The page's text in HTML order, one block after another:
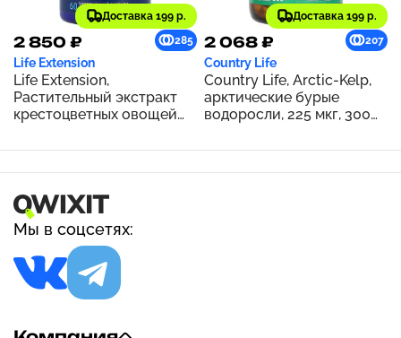
Доставка 199 р.
2 850 ₽ 285
Life Extension
Life Extension,
Растительный экстракт
крестоцветных овощей
ресвератролом, 60
Доставка 199 р.
2 068 ₽ 207
Country Life
Country Life, Arctic-Kelp,
арктические бурые
водоросли, 225 мкг, 300
Мы в соцсетях: